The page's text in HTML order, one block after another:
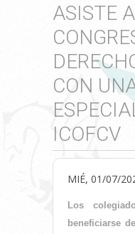
ASISTE
CON
ICOFCV
MIÉ, 01/07/
Los
beneficiarse